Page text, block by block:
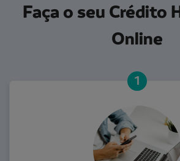
Faça o seu Crédito
Online
1